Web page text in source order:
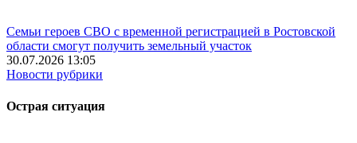
Семьи героев СВО с временной регистрацией в Ростовской
области смогут получить земельный участок
30.07.2026 13:05
Новости рубрики
Острая ситуация